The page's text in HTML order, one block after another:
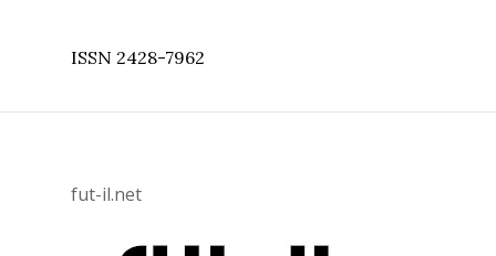
ISSN 2428-7962
fut-il.net